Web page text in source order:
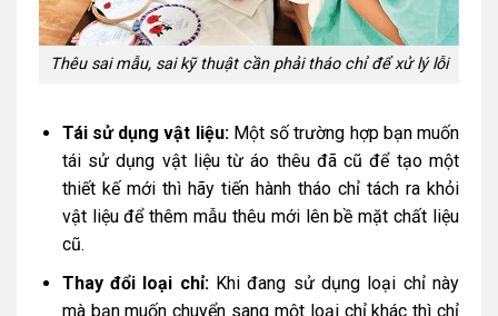
Thêu sai mẫu, sai kỹ thuật cần phải tháo chỉ để xử lý lỗi
Tái sử dụng vật liệu: Một số trường hợp bạn muốn
tái sử dụng vật liệu từ áo thêu đã cũ để tạo một
thiết kế mới thì hãy tiến hành tháo chỉ tách ra khỏi
vật liệu để thêm mẫu thêu mới lên bề mặt chất liệu
cũ.
Thay đổi loại chỉ: Khi đang sử dụng loại chỉ này
mà bạn muốn chuyển sang một loại chỉ khác thì chỉ